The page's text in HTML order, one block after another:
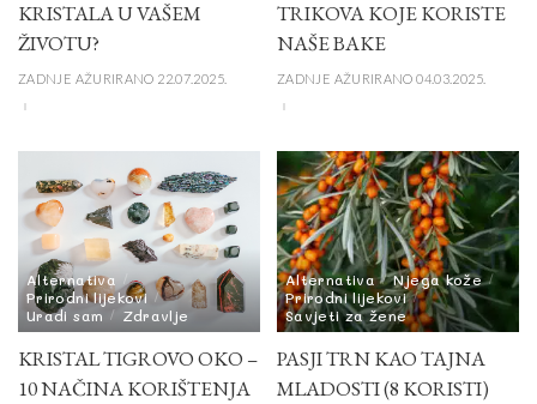
KRISTALA U VAŠEM
ŽIVOTU?
ZADNJE AŽURIRANO 22.07.2025.
TRIKOVA KOJE KORISTE
NAŠE BAKE
ZADNJE AŽURIRANO 04.03.2025.
Alternativa
Prirodni lijekovi
Uradi sam
Zdravlje
KRISTAL TIGROVO OKO –
10 NAČINA KORIŠTENJA
Alternativa
Njega kože
Prirodni lijekovi
Savjeti za žene
PASJI TRN KAO TAJNA
MLADOSTI (8 KORISTI)